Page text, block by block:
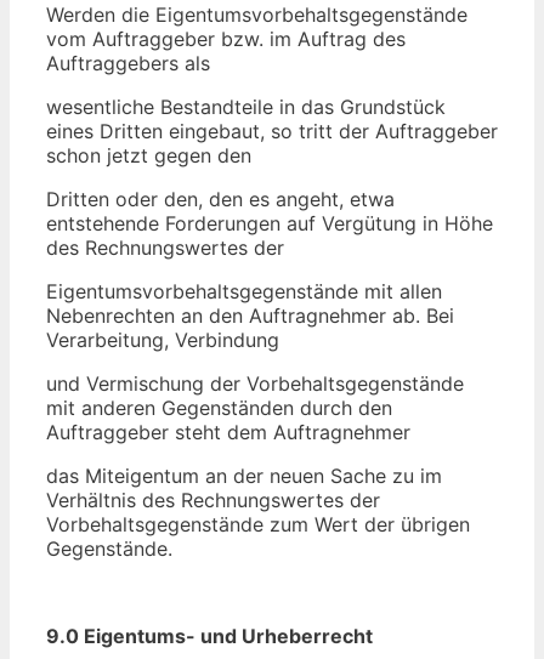
Werden die Eigentumsvorbehaltsgegenstände
vom Auftraggeber bzw. im Auftrag des
Auftraggebers als
wesentliche Bestandteile in das Grundstück
eines Dritten eingebaut, so tritt der Auftraggeber
schon jetzt gegen den
Dritten oder den, den es angeht, etwa
entstehende Forderungen auf Vergütung in Höhe
des Rechnungswertes der
Eigentumsvorbehaltsgegenstände mit allen
Nebenrechten an den Auftragnehmer ab. Bei
Verarbeitung, Verbindung
und Vermischung der Vorbehaltsgegenstände
mit anderen Gegenständen durch den
Auftraggeber steht dem Auftragnehmer
das Miteigentum an der neuen Sache zu im
Verhältnis des Rechnungswertes der
Vorbehaltsgegenstände zum Wert der übrigen
Gegenstände.
9.0 Eigentums- und Urheberrecht